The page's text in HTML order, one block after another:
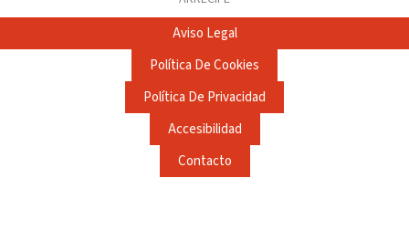
Aviso Legal
Política De Cookies
Política De Privacidad
Accesibilidad
Contacto